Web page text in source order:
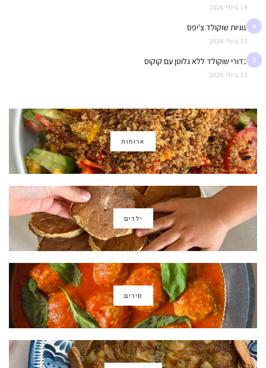
14 ביולי 2026
4 עוגיות שוקולד צ'יפס
13 ביולי 2026
5 כדורי שוקולד ללא גלוטן עם קוקוס
13 ביולי 2026
ארוחות
ילדים
סירים